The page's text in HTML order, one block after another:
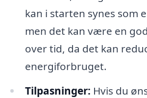
kan i starten synes som
men det kan være en
over tid, da det kan
energiforbruget.
Tilpasninger: Hvis du